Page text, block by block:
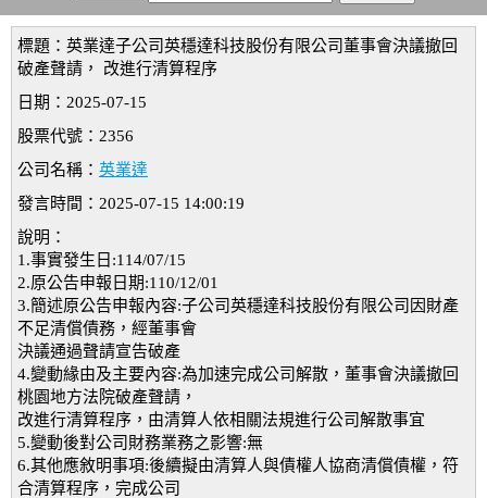
標題：英業達子公司英穩達科技股份有限公司董事會決議撤回
破產聲請， 改進行清算程序
日期：2025-07-15
股票代號：2356
公司名稱： 英業達
發言時間：2025-07-15 14:00:19
說明：
1.事實發生日:114/07/15
2.原公告申報日期:110/12/01
3.簡述原公告申報內容:子公司英穩達科技股份有限公司因財產
不足清償債務，經董事會
決議通過聲請宣告破產
4.變動緣由及主要內容:為加速完成公司解散，董事會決議撤回
桃園地方法院破產聲請，
改進行清算程序，由清算人依相關法規進行公司解散事宜
5.變動後對公司財務業務之影響:無
6.其他應敘明事項:後續擬由清算人與債權人協商清償債權，符
合清算程序，完成公司